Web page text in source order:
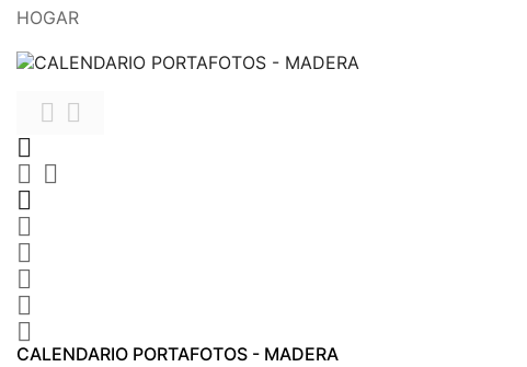
HOGAR











CALENDARIO PORTAFOTOS - MADERA